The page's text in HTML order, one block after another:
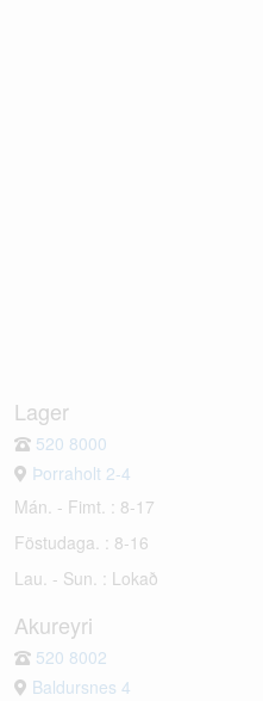
Lager
520 8000
Þorraholt 2-4
Mán. - Fimt. : 8-17
Föstudaga. : 8-16
Lau. - Sun. : Lokað
Akureyri
520 8002
Baldursnes 4